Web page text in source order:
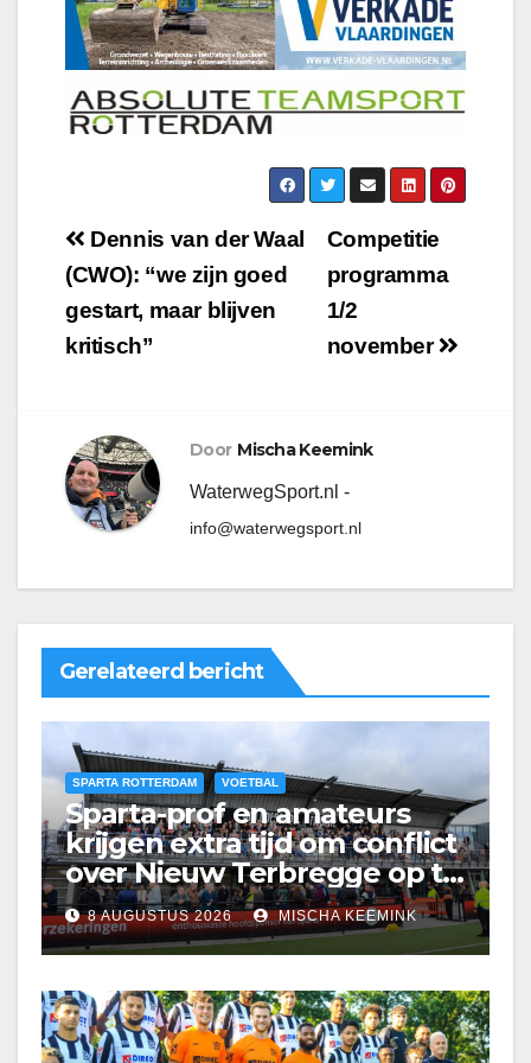
Competitie
programma
1/2
november
Dennis van der Waal
(CWO): “we zijn goed
gestart, maar blijven
kritisch”
Door Mischa Keemink
WaterwegSport.nl -
info@waterwegsport.nl
Gerelateerd bericht
SPARTA ROTTERDAM VOETBAL
Sparta-prof en amateurs
krijgen extra tijd om conflict
over Nieuw Terbregge op te
lossen
8 AUGUSTUS 2026 MISCHA KEEMINK